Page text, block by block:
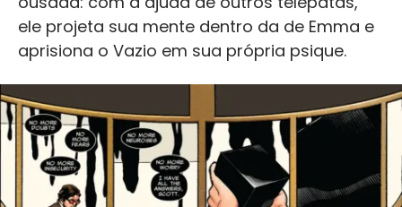
ele projeta sua mente dentro da de Emma e
aprisiona o Vazio em sua própria psique.